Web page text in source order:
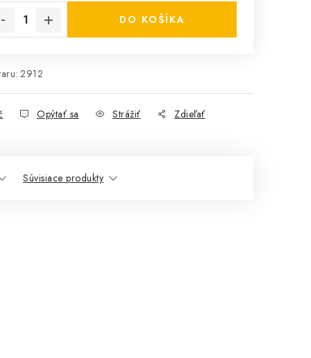
DO KOŠÍKA
2912
Opýtať sa Strážiť Zdieľať
Súvisiace produkty